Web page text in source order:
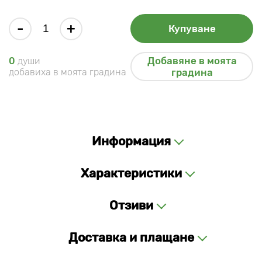
- + Купуване
0 души
добавиха в моята градина
Добавяне в моята
градина
Информация
Характеристики
Отзиви
Доставка и плащане